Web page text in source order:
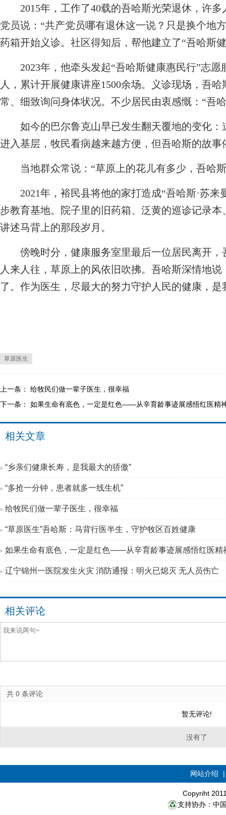
2015年，工作了40载的吾哈斯光荣退休，许多
党员说：“共产党员哪有退休这一说？只是换个地
药箱开始义诊。社区得知后，帮他建立了“吾哈斯
2023年，他牵头发起“吾哈斯健康惠民行”志愿
人，累计开展健康讲座1500余场。义诊现场，吾
常、细致询问身体状况。不少居民由衷感慨：“吾
如今的巴尔鲁克山早已发生翻天覆地的变化：
进入基层，牧民看病越来越方便，但吾哈斯的故事
当地群众常说：“草原上的花儿有多少，吾哈斯
2021年，裕民县将他的家打造成“吾哈斯·苏来
步教育基地。院子里的旧药箱、泛黄的巡诊记录
讲述马背上的那段岁月。
傍晚时分，健康服务室里最后一位居民离开，
人来人往，草原上的风依旧吹拂。吾哈斯深情地
了。作为医生，尽最大的努力守护人民的健康，是
草原医生
上一条： 给牧民们做一辈子医生，很幸福
下一条： 如果生命有底色，一定是红色——从辛育龄事迹展感悟红医精
相关文章
“乡亲们健康长寿，是我最大的骄傲”
“多抢一分钟，患者就多一线生机”
给牧民们做一辈子医生，很幸福
“草原医生”吾哈斯：马背行医半生，守护牧区百姓健康
如果生命有底色，一定是红色——从辛育龄事迹展感悟红医精
辽宁锦州一医院发生火灾 消防通报：明火已熄灭 无人员伤亡
相关评论
共 0 条评论
暂无评论!
没有了
网站介绍
Copyriht
支持协办：中